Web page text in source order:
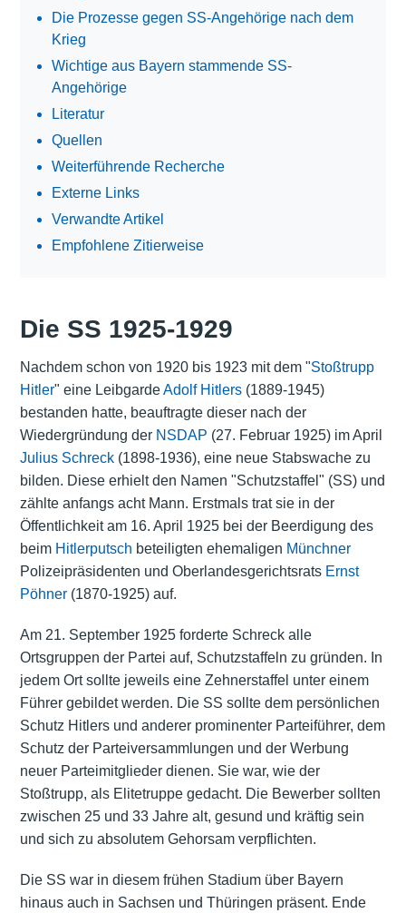
Die Prozesse gegen SS-Angehörige nach dem
Krieg
Wichtige aus Bayern stammende SS-
Angehörige
Literatur
Quellen
Weiterführende Recherche
Externe Links
Verwandte Artikel
Empfohlene Zitierweise
Die SS 1925-1929
Nachdem schon von 1920 bis 1923 mit dem "Stoßtrupp
Hitler" eine LeibgardeAdolf Hitlers(1889-1945)
bestanden hatte, beauftragte dieser nach der
Wiedergründung der NSDAP (27. Februar 1925) im April
Julius Schreck(1898-1936), eine neue Stabswache zu
bilden. Diese erhielt den Namen "Schutzstaffel" (SS) und
zählte anfangs acht Mann. Erstmals trat sie in der
Öffentlichkeit am 16. April 1925 bei der Beerdigung des
beim Hitlerputsch beteiligten ehemaligen Münchner
Polizeipräsidenten und Oberlandesgerichtsrats Ernst
Pöhner(1870-1925) auf.
Am 21. September 1925 forderte Schreck alle
Ortsgruppen der Partei auf, Schutzstaffeln zu gründen. In
jedem Ort sollte jeweils eine Zehnerstaffel unter einem
Führer gebildet werden. Die SS sollte dem persönlichen
Schutz Hitlers und anderer prominenter Parteiführer, dem
Schutz der Parteiversammlungen und der Werbung
neuer Parteimitglieder dienen. Sie war, wie der
Stoßtrupp, als Elitetruppe gedacht. Die Bewerber sollten
zwischen 25 und 33 Jahre alt, gesund und kräftig sein
und sich zu absolutem Gehorsam verpflichten.
Die SS war in diesem frühen Stadium über Bayern
hinaus auch in Sachsen und Thüringen präsent. Ende